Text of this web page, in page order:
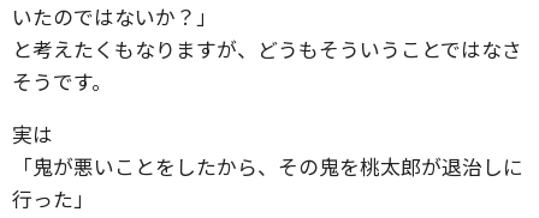
いたのではないか？」
と考えたくもなりますが、どうもそういうことではなさ
そうです。
実は
「鬼が悪いことをしたから、その鬼を桃太郎が退治しに
行った」